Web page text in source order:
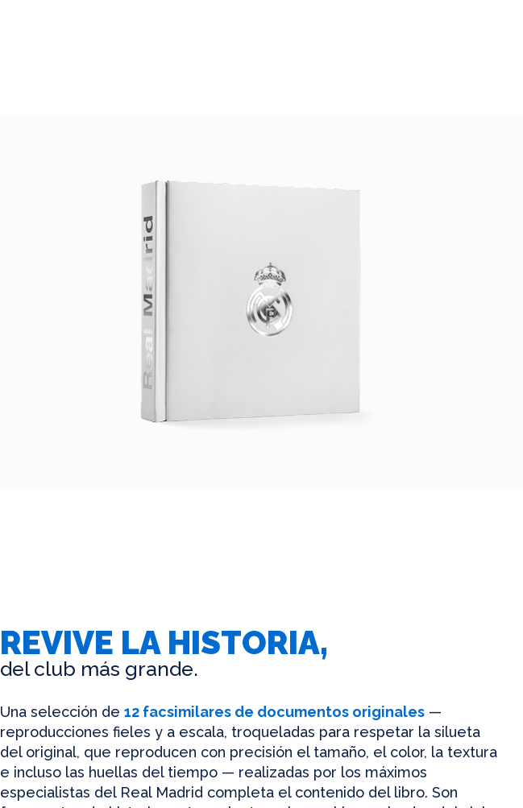
REVIVE LA HISTORIA,
del club más grande.
Una selección de 12 facsimilares de documentos originales —
reproducciones fieles y a escala, troqueladas para respetar la silueta
del original, que reproducen con precisión el tamaño, el color, la textura
e incluso las huellas del tiempo — realizadas por los máximos
especialistas del Real Madrid completa el contenido del libro. Son